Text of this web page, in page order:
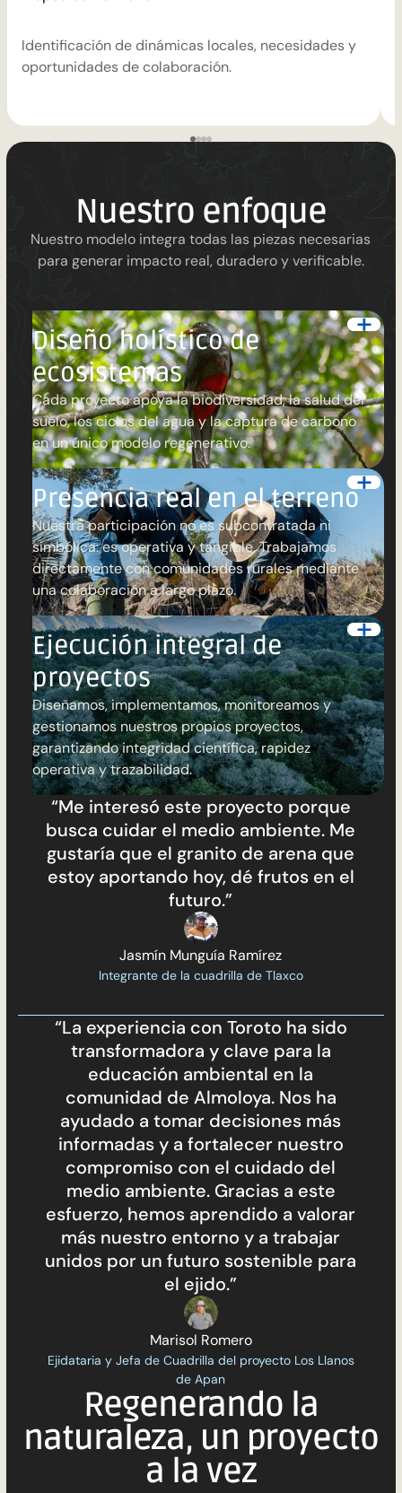
Identificación de dinámicas locales, necesidades y
oportunidades de colaboración.
Nuestro enfoque
Nuestro modelo integra todas las piezas necesarias
para generar impacto real, duradero y verificable.
Diseño holístico de
ecosistemas
Cada proyecto apoya la biodiversidad, la salud del
suelo, los ciclos del agua y la captura de carbono
en un único modelo regenerativo.
Presencia real en el terreno
Nuestra participación no es subcontratada ni
simbólica: es operativa y tangible. Trabajamos
directamente con comunidades rurales mediante
una colaboración a largo plazo.
Ejecución integral de
proyectos
Diseñamos, implementamos, monitoreamos y
gestionamos nuestros propios proyectos,
garantizando integridad científica, rapidez
operativa y trazabilidad.
“Me interesó este proyecto porque
busca cuidar el medio ambiente. Me
gustaría que el granito de arena que
estoy aportando hoy, dé frutos en el
futuro.”
Jasmín Munguía Ramírez
Integrante de la cuadrilla de Tlaxco
“La experiencia con Toroto ha sido
transformadora y clave para la
educación ambiental en la
comunidad de Almoloya. Nos ha
ayudado a tomar decisiones más
informadas y a fortalecer nuestro
compromiso con el cuidado del
medio ambiente. Gracias a este
esfuerzo, hemos aprendido a valorar
más nuestro entorno y a trabajar
unidos por un futuro sostenible para
el ejido.”
Marisol Romero
Ejidataria y Jefa de Cuadrilla del proyecto Los Llanos
de Apan
Regenerando la
naturaleza, un proyecto
a la vez